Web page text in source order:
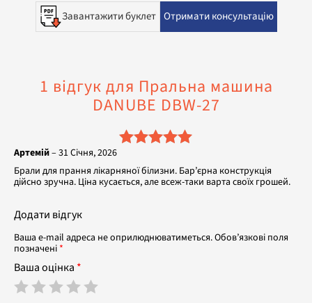
Завантажити буклет Отримати консультацію
1 відгук для Пральна машина
DANUBE DBW-27
з 5
Артемій–31 Січня, 2026
Брали для прання лікарняної білизни. Бар’єрна конструкція
дійсно зручна. Ціна кусається, але всеж-таки варта своїх грошей.
Додати відгук
Ваша e-mail адреса не оприлюднюватиметься.Обов’язкові поля
позначені *
Ваша оцінка *